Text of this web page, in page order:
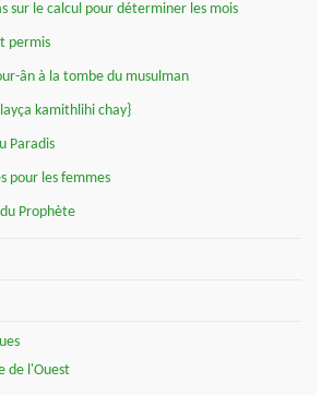
sur le calcul pour déterminer les mois
permis
ân à la tombe du musulman
kamithlihi chay}
Paradis
pour les femmes
Prophète
de l'Ouest